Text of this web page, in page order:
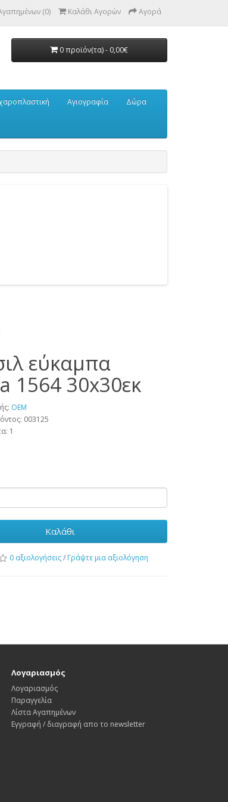
(0) Καλάθι Αγορών Αγορά
0 προϊόν(τα) - 0,00€
Αγιογραφία Δώρα
εύκαμπα
1564 30x30εκ
OEM
003125
1
Καλάθι
0 αξιολογήσεις/ Γράψτε μια αξιολόγηση
Λογαριασμός
Λογαριασμός
Παραγγελία
Λίστα Αγαπημένων
Εγγραφή / διαγραφή απο το newsletter